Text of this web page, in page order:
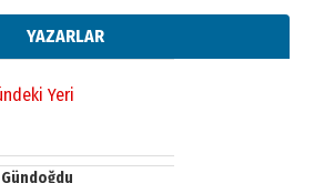
YAZARLAR
Pazartesi
Yeri
Gündoğdu